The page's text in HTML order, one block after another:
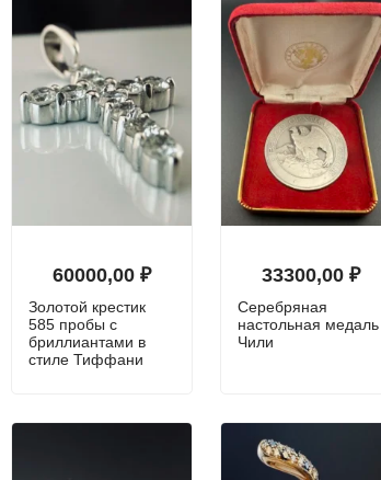
60000,00₽
Золотой крестик
585 пробы с
бриллиантами в
стиле Тиффани
33300,00₽
Серебряная
настольная медаль
Чили